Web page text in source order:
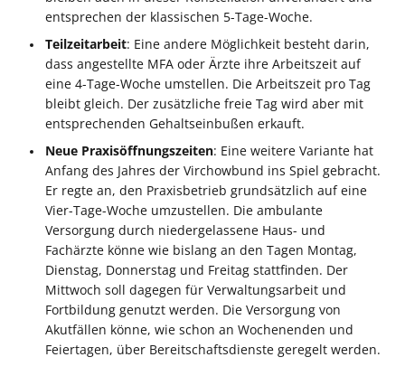
entsprechen der klassischen 5-Tage-Woche.
Teilzeitarbeit: Eine andere Möglichkeit besteht darin,
dass angestellte MFA oder Ärzte ihre Arbeitszeit auf
eine 4-Tage-Woche umstellen. Die Arbeitszeit pro Tag
bleibt gleich. Der zusätzliche freie Tag wird aber mit
entsprechenden Gehaltseinbußen erkauft.
Neue Praxisöffnungszeiten: Eine weitere Variante hat
Anfang des Jahres der Virchowbund ins Spiel gebracht.
Er regte an, den Praxisbetrieb grundsätzlich auf eine
Vier-Tage-Woche umzustellen. Die ambulante
Versorgung durch niedergelassene Haus- und
Fachärzte könne wie bislang an den Tagen Montag,
Dienstag, Donnerstag und Freitag stattfinden. Der
Mittwoch soll dagegen für Verwaltungsarbeit und
Fortbildung genutzt werden. Die Versorgung von
Akutfällen könne, wie schon an Wochenenden und
Feiertagen, über Bereitschaftsdienste geregelt werden.